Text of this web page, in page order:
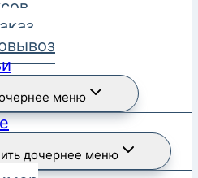
меню
дочернее меню